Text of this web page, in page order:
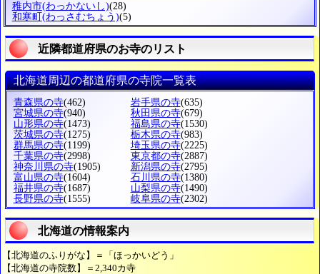
稚内市(わっかないし)(28)
和寒町 (わっさむちょう)(5)
近隣都道府県のお寺のリスト
北海道周辺の都道府県の寺院一覧表
青森県の寺(462) 岩手県の寺(635)
宮城県の寺(940) 秋田県の寺(679)
山形県の寺(1473) 福島県の寺(1530)
茨城県の寺(1275) 栃木県の寺(983)
群馬県の寺(1199) 埼玉県の寺(2225)
千葉県の寺(2998) 東京都の寺(2887)
神奈川県の寺(1905) 新潟県の寺(2795)
富山県の寺(1604) 石川県の寺(1380)
福井県の寺(1687) 山梨県の寺(1490)
長野県の寺(1555) 岐阜県の寺(2302)
北海道の情報案内
【北海道のふりがな】＝「ほっかいどう」
【北海道の寺院数】＝2,340カ寺